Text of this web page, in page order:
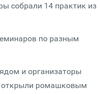
собрали 14 практик из
по разным
и организаторы
открыли ромашковым